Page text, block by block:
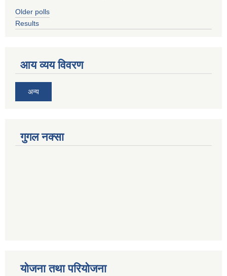
Older polls
Results
आय व्यय विवरण
अन्य
गुगल नक्सा
योजना तथा परियोजना